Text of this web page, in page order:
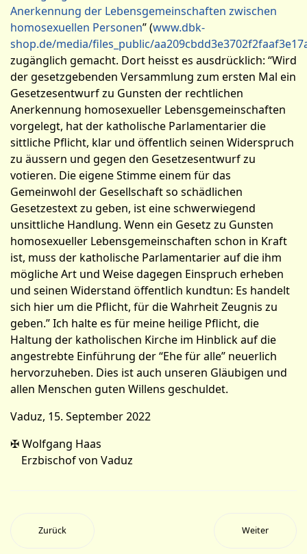
Anerkennung der Lebensgemeinschaften zwischen
homosexuellen Personen” (www.dbk-
shop.de/media/files_public/
zugänglich gemacht. Dort heisst es ausdrücklich: “Wird
der gesetzgebenden Versammlung zum ersten Mal ein
Gesetzesentwurf zu Gunsten der rechtlichen
Anerkennung homosexueller Lebensgemeinschaften
vorgelegt, hat der katholische Parlamentarier die
sittliche Pflicht, klar und öffentlich seinen Widerspruch
zu äussern und gegen den Gesetzesentwurf zu
votieren. Die eigene Stimme einem für das
Gemeinwohl der Gesellschaft so schädlichen
Gesetzestext zu geben, ist eine schwerwiegend
unsittliche Handlung. Wenn ein Gesetz zu Gunsten
homosexueller Lebensgemeinschaften schon in Kraft
ist, muss der katholische Parlamentarier auf die ihm
mögliche Art und Weise dagegen Einspruch erheben
und seinen Widerstand öffentlich kundtun: Es handelt
sich hier um die Pflicht, für die Wahrheit Zeugnis zu
geben.” Ich halte es für meine heilige Pflicht, die
Haltung der katholischen Kirche im Hinblick auf die
angestrebte Einführung der “Ehe für alle” neuerlich
hervorzuheben. Dies ist auch unseren Gläubigen und
allen Menschen guten Willens geschuldet.
Vaduz, 15. September 2022
✠ Wolfgang Haas
Erzbischof von Vaduz
Zurück Weiter